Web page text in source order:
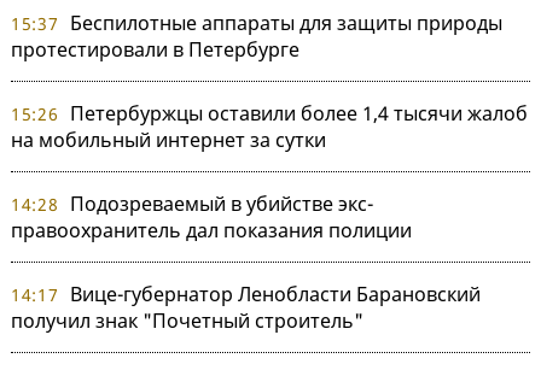
15:37
Беспилотные аппараты для защиты природы
протестировали в Петербурге
15:26
Петербуржцы оставили более 1,4 тысячи жалоб
на мобильный интернет за сутки
14:28
Подозреваемый в убийстве экс-
правоохранитель дал показания полиции
14:17
Вице-губернатор Ленобласти Барановский
получил знак "Почетный строитель"